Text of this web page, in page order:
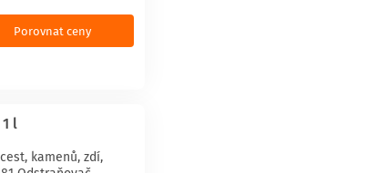
Porovnat ceny
l
kamenů, zdí,